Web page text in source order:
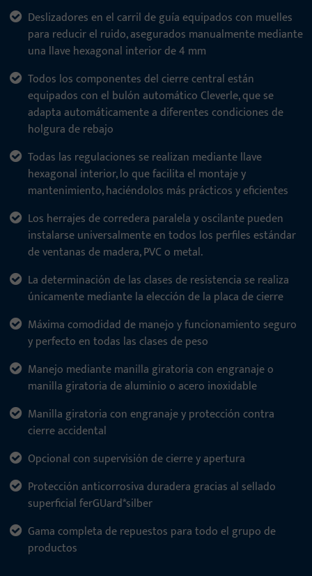
Deslizadores en el carril de guía equipados con muelles
para reducir el ruido, asegurados manualmente mediante
una llave hexagonal interior de 4 mm
Todos los componentes del cierre central están
equipados con el bulón automático Cleverle, que se
adapta automáticamente a diferentes condiciones de
holgura de rebajo
Todas las regulaciones se realizan mediante llave
hexagonal interior, lo que facilita el montaje y
mantenimiento, haciéndolos más prácticos y eficientes
Los herrajes de corredera paralela y oscilante pueden
instalarse universalmente en todos los perfiles estándar
de ventanas de madera, PVC o metal.
La determinación de las clases de resistencia se realiza
únicamente mediante la elección de la placa de cierre
Máxima comodidad de manejo y funcionamiento seguro
y perfecto en todas las clases de peso
Manejo mediante manilla giratoria con engranaje o
manilla giratoria de aluminio o acero inoxidable
Manilla giratoria con engranaje y protección contra
cierre accidental
Opcional con supervisión de cierre y apertura
Protección anticorrosiva duradera gracias al sellado
superficial ferGUard*silber
Gama completa de repuestos para todo el grupo de
productos